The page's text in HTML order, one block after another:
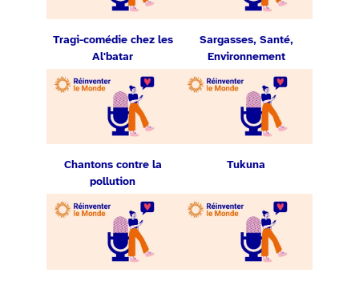
Tragi-comédie chez les
Al'batar
Sargasses, Santé,
Environnement
Chantons contre la
pollution
Tukuna